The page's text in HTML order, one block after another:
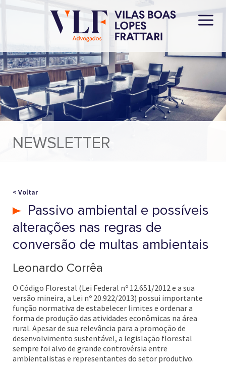
NEWSLETTER
< Voltar
Passivo ambiental e possíveis
alterações nas regras de
conversão de multas ambientais
Leonardo Corrêa
O Código Florestal (Lei Federal nº 12.651/2012 e a sua
versão mineira, a Lei nº 20.922/2013) possui importante
função normativa de estabelecer limites e ordenar a
forma de produção das atividades econômicas na área
rural. Apesar de sua relevância para a promoção de
desenvolvimento sustentável, a legislação florestal
sempre foi alvo de grande controvérsia entre
ambientalistas e representantes do setor produtivo.